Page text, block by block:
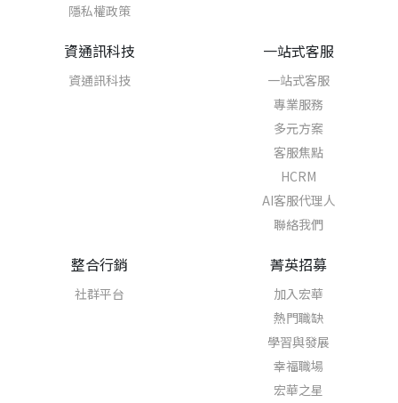
隱私權政策
資通訊科技
資通訊科技
一站式客服
一站式客服
專業服務
多元方案
客服焦點
HCRM
AI客服代理人
聯絡我們
整合行銷
社群平台
菁英招募
加入宏華
熱門職缺
學習與發展
幸福職場
宏華之星